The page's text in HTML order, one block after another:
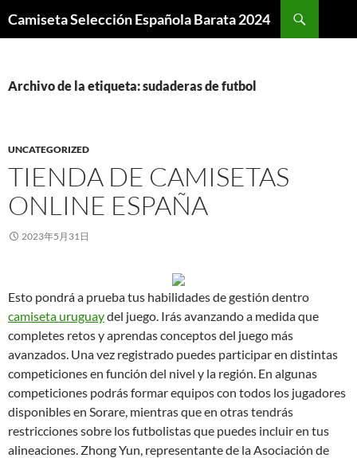
Camiseta Selección Española Barata 2024
Archivo de la etiqueta: sudaderas de futbol
UNCATEGORIZED
TIENDA DE CAMISETAS
ONLINE ESPAÑA
2023年5月31日
Esto pondrá a prueba tus habilidades de gestión dentro
camiseta uruguaydel juego. Irás avanzando a medida que
completes retos y aprendas conceptos del juego más
avanzados. Una vez registrado puedes participar en distintas
competiciones en función del nivel y la región. En algunas
competiciones podrás formar equipos con todos los jugadores
disponibles en Sorare, mientras que en otras tendrás
restricciones sobre los futbolistas que puedes incluir en tus
alineaciones. Zhong Yun, representante de la Asociación de